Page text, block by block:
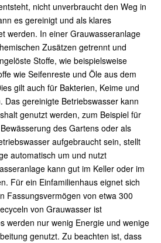
nicht unverbraucht den Weg in
es gereinigt und als klares
werden. In einer Grauwasseranlage
Zusätzen getrennt und
Stoffe, wie beispielsweise
wie Seifenreste und Öle aus dem
gilt auch für Bakterien, Keime und
Das gereinigte Betriebswasser kann
genutzt werden, zum Beispiel für
des Gartens oder als
aufgebraucht sein, stellt
automatisch um und nutzt
kann gut im Keller oder im
Für ein Einfamilienhaus eignet sich
Fassungsvermögen von etwa 300
von Grauwasser ist
werden nur wenig Energie und wenige
genutzt. Zu beachten ist, dass